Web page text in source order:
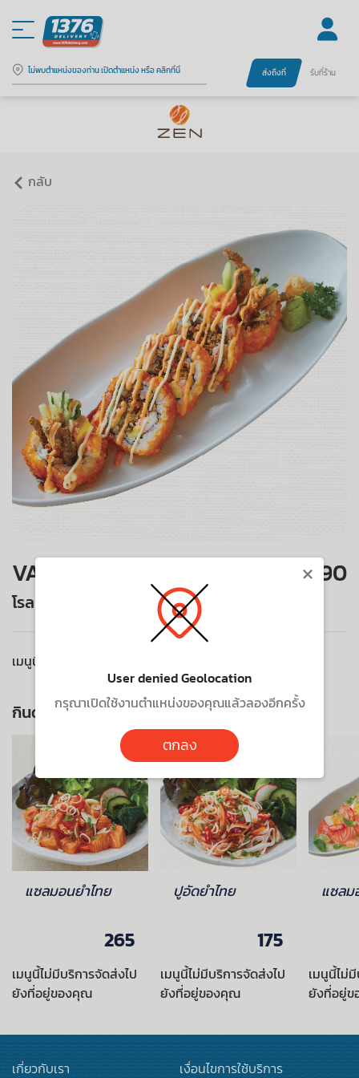
ไม่พบตำแหน่งของท่าน เปิดตำแหน่ง หรือ คลิกที่นี่ ส่งถึงที่ รับที่ร้าน
กลับ
VALUE SET 190
โรลหนังปลาแซลมอนกรอบ
เมนูนี้ไม่มีบริการจัดส่งไปยังที่อยู่ของคุณ
กินด้วยกัน ยิ่งอร่อย
แซลมอนยำไทย
265
เมนูนี้ไม่มีบริการจัดส่งไป
ยังที่อยู่ของคุณ
ปูอัดยำไทย
175
เมนูนี้ไม่มีบริการจัดส่งไป
ยังที่อยู่ของคุณ
แซล
เมนูนี้ไม่
ยังที่อยู่
เกี่ยวกับเรา เงื่อนไขการใช้บริการ
×
User denied Geolocation
กรุณาเปิดใช้งานตำแหน่งของคุณแล้วลองอีกครั้ง
ตกลง